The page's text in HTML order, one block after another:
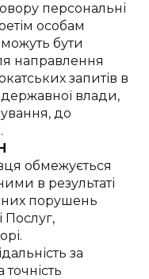
персональні
особам
бути
направлення
запитів в
державної влади,
до
обмежується
в результаті
порушень
за
точність